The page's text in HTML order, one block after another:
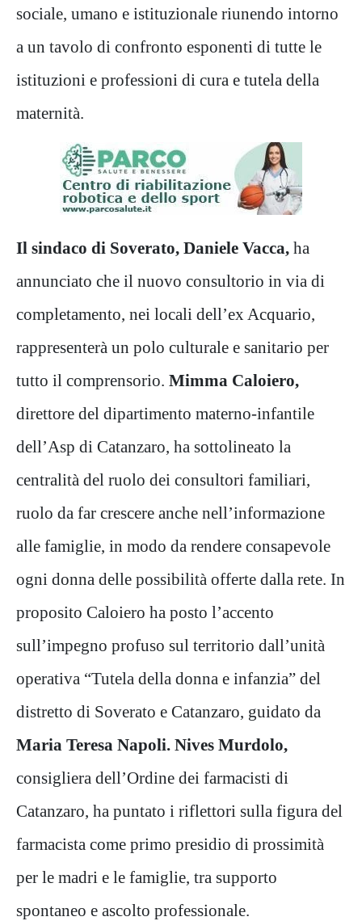
sociale, umano e istituzionale riunendo intorno
a un tavolo di confronto esponenti di tutte le
istituzioni e professioni di cura e tutela della
maternità.
Il sindaco di Soverato, Daniele Vacca, ha
annunciato che il nuovo consultorio in via di
completamento, nei locali dell’ex Acquario,
rappresenterà un polo culturale e sanitario per
tutto il comprensorio. Mimma Caloiero,
direttore del dipartimento materno-infantile
dell’Asp di Catanzaro, ha sottolineato la
centralità del ruolo dei consultori familiari,
ruolo da far crescere anche nell’informazione
alle famiglie, in modo da rendere consapevole
ogni donna delle possibilità offerte dalla rete. In
proposito Caloiero ha posto l’accento
sull’impegno profuso sul territorio dall’unità
operativa “Tutela della donna e infanzia” del
distretto di Soverato e Catanzaro, guidato da
Maria Teresa Napoli. Nives Murdolo,
consigliera dell’Ordine dei farmacisti di
Catanzaro, ha puntato i riflettori sulla figura del
farmacista come primo presidio di prossimità
per le madri e le famiglie, tra supporto
spontaneo e ascolto professionale.